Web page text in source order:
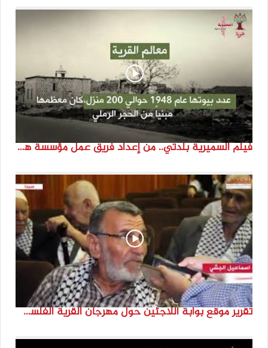
فيلم السميرية بلدتي.. من إعداد فريق عمل مؤسسة هوية
تقرير موقع بوابة اللاجئين حول مهرجان القرية الفلسطينية ( السميرية بلدتي)